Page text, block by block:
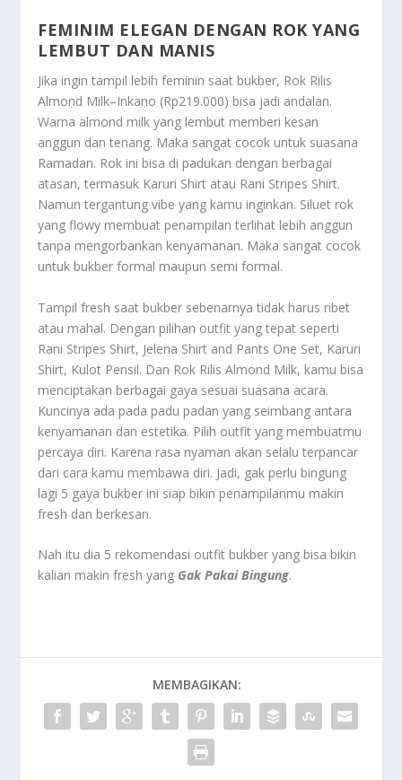
FEMINIM ELEGAN DENGAN ROK YANG
LEMBUT DAN MANIS
Jika ingin tampil lebih feminin saat bukber, Rok Rilis
Almond Milk–Inkano (Rp219.000) bisa jadi andalan.
Warna almond milk yang lembut memberi kesan
anggun dan tenang. Maka sangat cocok untuk suasana
Ramadan. Rok ini bisa di padukan dengan berbagai
atasan, termasuk Karuri Shirt atau Rani Stripes Shirt.
Namun tergantung vibe yang kamu inginkan. Siluet rok
yang flowy membuat penampilan terlihat lebih anggun
tanpa mengorbankan kenyamanan. Maka sangat cocok
untuk bukber formal maupun semi formal.
Tampil fresh saat bukber sebenarnya tidak harus ribet
atau mahal. Dengan pilihan outfit yang tepat seperti
Rani Stripes Shirt, Jelena Shirt and Pants One Set, Karuri
Shirt, Kulot Pensil. Dan Rok Rilis Almond Milk, kamu bisa
menciptakan berbagai gaya sesuai suasana acara.
Kuncinya ada pada padu padan yang seimbang antara
kenyamanan dan estetika. Pilih outfit yang membuatmu
percaya diri. Karena rasa nyaman akan selalu terpancar
dari cara kamu membawa diri. Jadi, gak perlu bingung
lagi 5 gaya bukber ini siap bikin penampilanmu makin
fresh dan berkesan.
Nah itu dia 5 rekomendasi outfit bukber yang bisa bikin
kalian makin fresh yang Gak Pakai Bingung.
MEMBAGIKAN: